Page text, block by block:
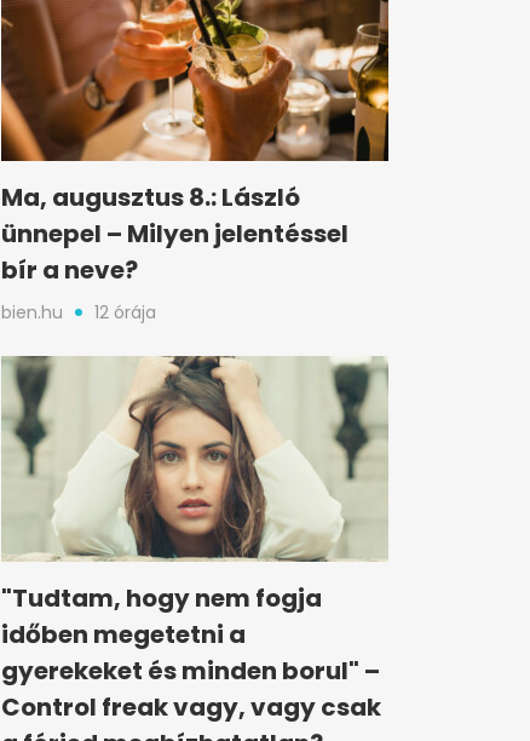
Ma, augusztus 8.: László
ünnepel – Milyen jelentéssel
bír a neve?
bien.hu 12 órája
"Tudtam, hogy nem fogja
időben megetetni a
gyerekeket és minden borul" –
Control freak vagy, vagy csak